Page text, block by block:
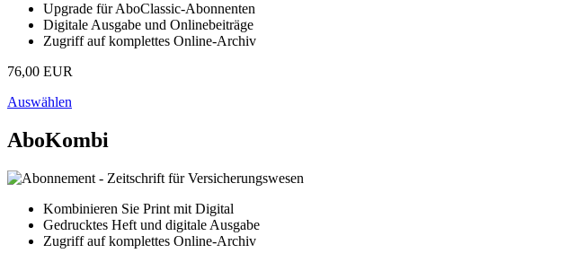
Upgrade für AboClassic-Abonnenten
Digitale Ausgabe und Onlinebeiträge
Zugriff auf komplettes Online-Archiv
76,00 EUR
Auswählen
AboKombi
Kombinieren Sie Print mit Digital
Gedrucktes Heft und digitale Ausgabe
Zugriff auf komplettes Online-Archiv